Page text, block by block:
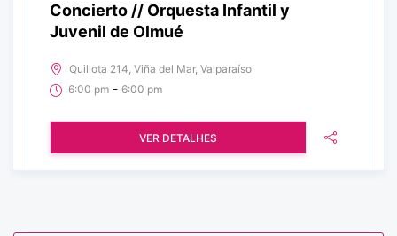
Concierto // Orquesta Infantil y
Juvenil de Olmué
Quillota 214, Viña del Mar, Valparaíso
6:00 pm - 6:00 pm
VER DETALHES